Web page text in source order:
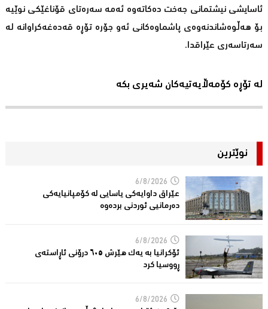
ئاسایشی نیشتمانی جەخت دەكاتەوە ئەمە سەرەتای قۆناغێكی نوێیە
بۆ هەڵوەشاندنەوەی پاشماوەكانی ئەو جۆرە تۆڕە قەدەغەكراوانە لە
سەرتاسەری عێراقدا.
لە تۆڕە کۆمەڵایەتیەکان شەیری بکە
نوێترین
6/8/2026
عێراق داوایەکی یاسایی لە کۆمپانیایه‌كی
دەرمانیى ئوردنی بردەوە
6/8/2026
ئۆکرانیا بە یەک هێرش ٦٠٥ درۆنی ئاڕاستەى
ڕووسیا کرد
6/8/2026